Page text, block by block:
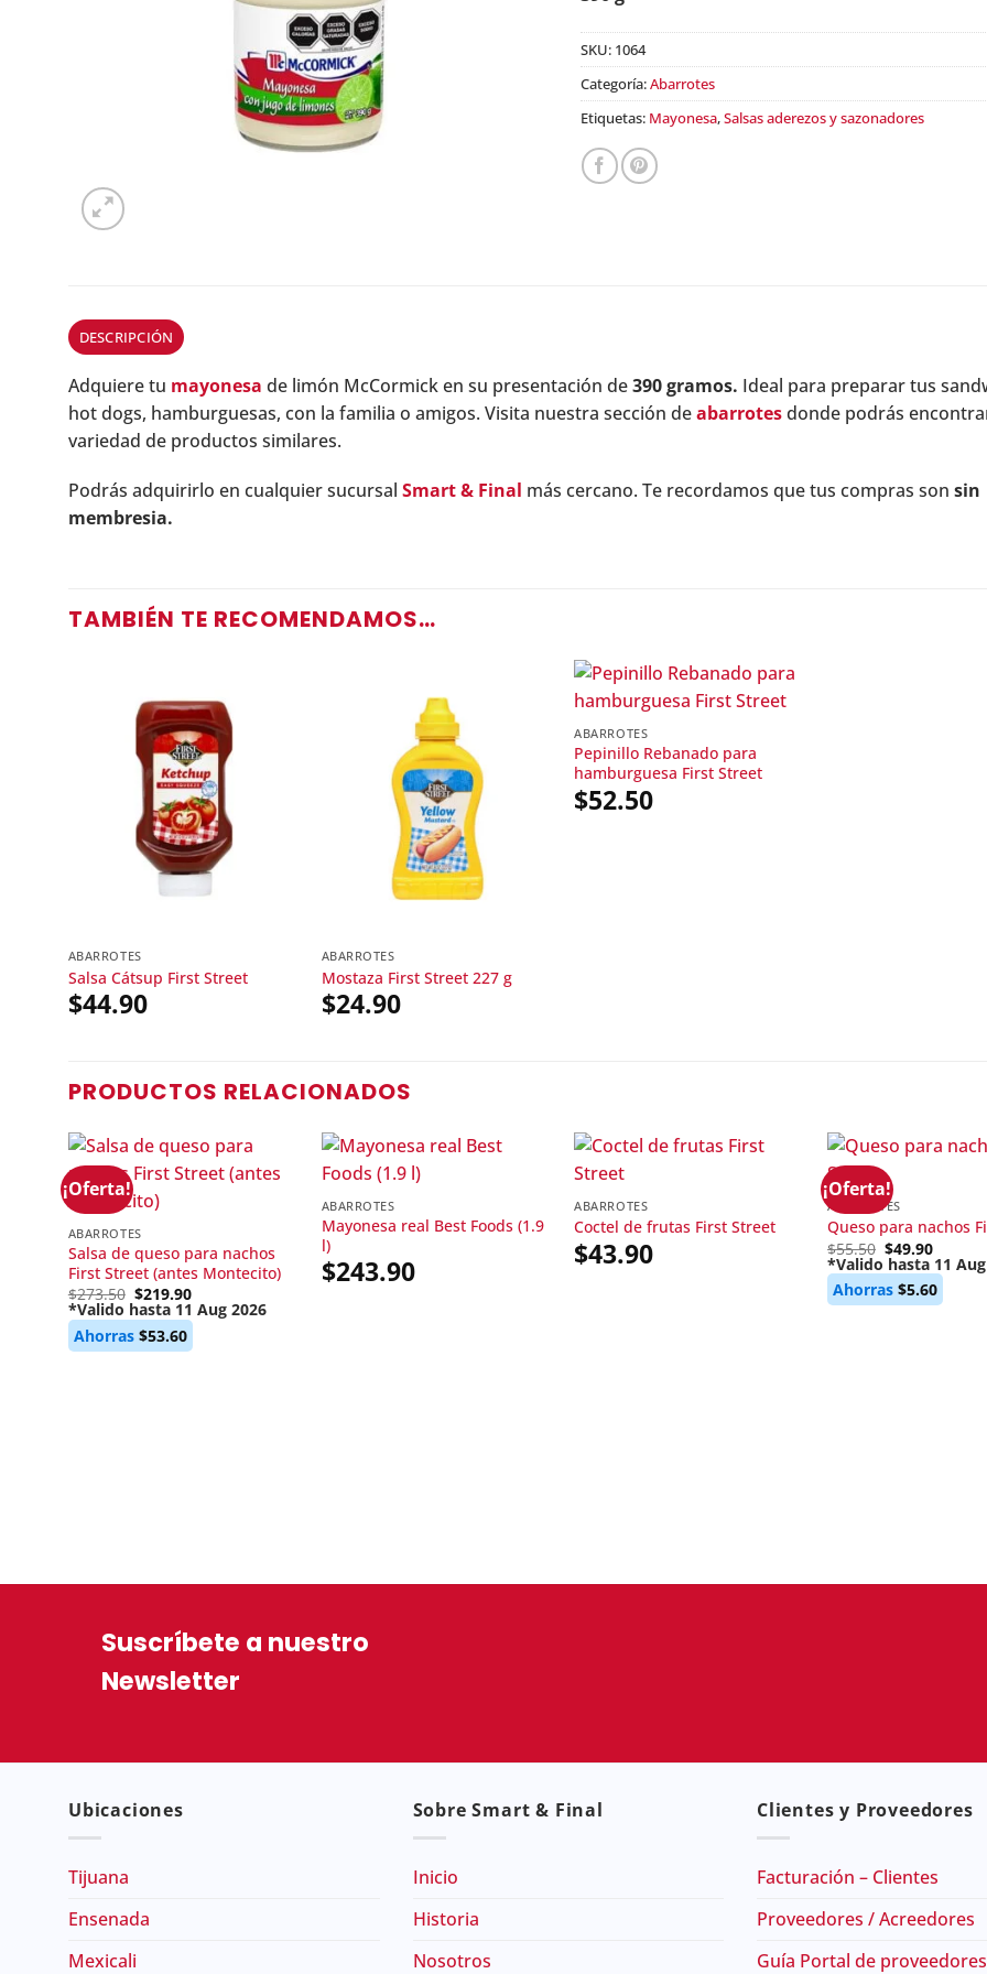
is:
$51.90.
SKU: 1064
Categoría:Abarrotes
Etiquetas: Mayonesa,Salsas aderezos y sazonadores
DESCRIPCIÓN
Adquiere tu mayonesa de limón McCormick en su presentación de390 gramos. Ideal para preparar tus
hot dogs, hamburguesas, con la familia o amigos. Visita nuestra sección deabarrotesdonde podrás
variedad de productos similares.
Podrás adquirirlo en cualquier sucursal Smart & Final más cercano. Te recordamos que tus compras son sin
membresia.
TAMBIÉN TE RECOMENDAMOS…
ABARROTES
Salsa Cátsup First Street
$44.90
ABARROTES
Mostaza First Street 227 g
$24.90
ABARROTES
Pepinillo Rebanado para
hamburguesa First Street
$52.50
PRODUCTOS RELACIONADOS
¡Oferta!
ABARROTES
Salsa de queso para nachos
First Street (antes Montecito)
$273.50 Original
price
was:
$273.50.
$219.90
*Valido hasta 11 Aug 2026
Current
price
is:
Ahorras $53.60
ABARROTES
Mayonesa real Best Foods (1.9
l)
$243.90
ABARROTES
Coctel de frutas First Street
$43.90
¡Oferta!
ABARROTES
Queso para nachos
$55.50 Original
price
was:
$55.50.
$49.90
*Valido hasta 11
Current
price
is:
Ahorras$5.60
Suscríbete a nuestro
Newsletter
Ubicaciones
Tijuana
Ensenada
Mexicali
Sobre Smart & Final
Inicio
Historia
Nosotros
Clientes y Proveedores
Facturación – Clientes
Proveedores / Acreedores
Guía Portal de